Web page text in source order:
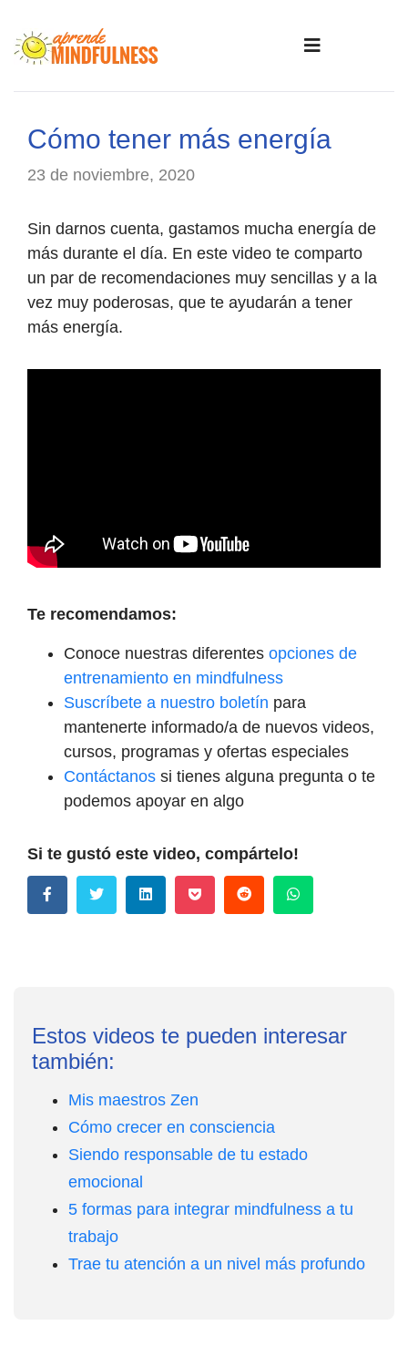
Cómo tener más energía
23 de noviembre, 2020
Sin darnos cuenta, gastamos mucha energía de
más durante el día. En este video te comparto
un par de recomendaciones muy sencillas y a la
vez muy poderosas, que te ayudarán a tener
más energía.
Te recomendamos:
Conoce nuestras diferentes opciones de
entrenamiento en mindfulness
Suscríbete a nuestro boletín para
mantenerte informado/a de nuevos videos,
cursos, programas y ofertas especiales
Contáctanos si tienes alguna pregunta o te
podemos apoyar en algo
Si te gustó este video, compártelo!
Estos videos te pueden interesar
también:
Mis maestros Zen
Cómo crecer en consciencia
Siendo responsable de tu estado
emocional
5 formas para integrar mindfulness a tu
trabajo
Trae tu atención a un nivel más profundo